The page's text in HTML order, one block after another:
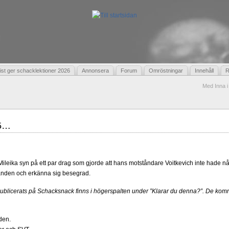
ger schacklektioner 2026 Annonsera Forum Omröstningar Innehåll
Med Inna
syn på ett par drag som gjorde att hans motståndare Voitkevich inte hade
och erkänna sig besegrad.
på Schacksnack finns i högerspalten under ”Klarar du denna?”. De